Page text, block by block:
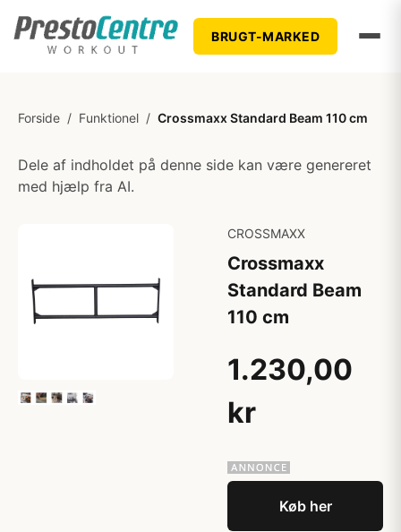
BRUGT-MARKED
Forside / Funktionel / Crossmaxx Standard Beam 110 cm
Dele af indholdet på denne side kan være genereret
med hjælp fra AI.
CROSSMAXX
Crossmaxx
Standard Beam
110 cm
1.230,00
kr
Køb her